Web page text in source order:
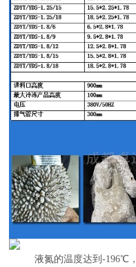
液氮的温度达到-196℃